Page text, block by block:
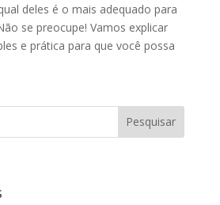
deles é o mais adequado para
se preocupe! Vamos explicar
e prática para que você possa